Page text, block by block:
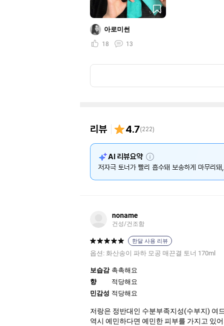
아로미썬
18 13
리뷰 4.7(222)
AI 리뷰요약 설
명
저자극 토너가 빨리 흡수돼 보송하게 마무리
noname
건성/건조함
한달 사용 리뷰
옵션: 화산송이 파하 모공 매끈결 토너 170ml
보습감 촉촉해요
향
적당해요
민감성 적당해요
저랑은 정반대인 수분부족지성(수부지) 여
역시 예민하다면 예민한 피부를 가지고 있